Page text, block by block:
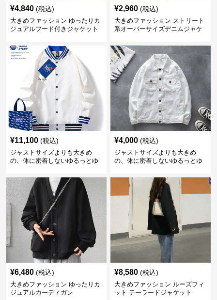
¥4,840 (税込)
大きめファッション ゆったりカ
ジュアルフード付きジャケット
¥2,960 (税込)
大きめファッション ストリート
系オーバーサイズデニムジャケ
¥11,100 (税込)
ジャストサイズよりも大きめ
の、体に密着しないゆるっとゆ
ゆったりスポーツバーシティジ
ャケット
¥4,000 (税込)
ジャストサイズよりも大きめ
の、体に密着しないゆるっとゆ
ゆったりシルエットデニムジャ
ケット
¥6,480 (税込)
大きめファッション ゆったりカ
ジュアルカーディガン
¥8,580 (税込)
大きめファッション ルーズフィ
ット テーラードジャケット